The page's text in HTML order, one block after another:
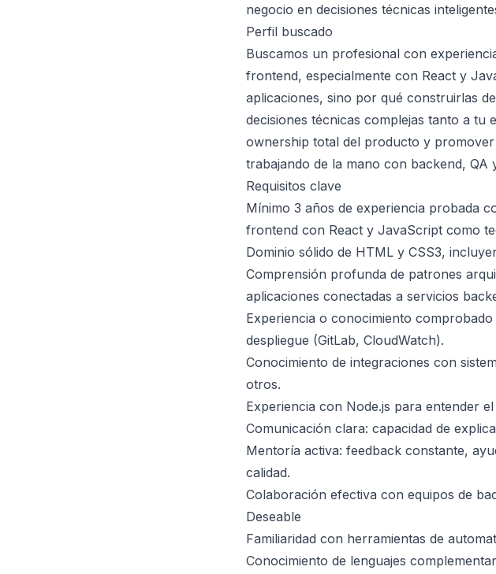
negocio en decisiones técnicas
Perfil buscado
Buscamos un profesional con
frontend, especialmente con React y
aplicaciones, sino por qué construirlas
decisiones técnicas complejas tanto a tu
ownership total del producto y
trabajando de la mano con backend,
Requisitos clave
Mínimo 3 años de experiencia probada
frontend con React y JavaScript como
Dominio sólido de HTML y CSS3,
Comprensión profunda de patrones
aplicaciones conectadas a servicios
Experiencia o conocimiento
despliegue (GitLab, CloudWatch).
Conocimiento de integraciones con
otros.
Experiencia con Node.js para entender
Comunicación clara: capacidad de
Mentoría activa: feedback constante,
calidad.
Colaboración efectiva con equipos de
Deseable
Familiaridad con herramientas de
Conocimiento de lenguajes